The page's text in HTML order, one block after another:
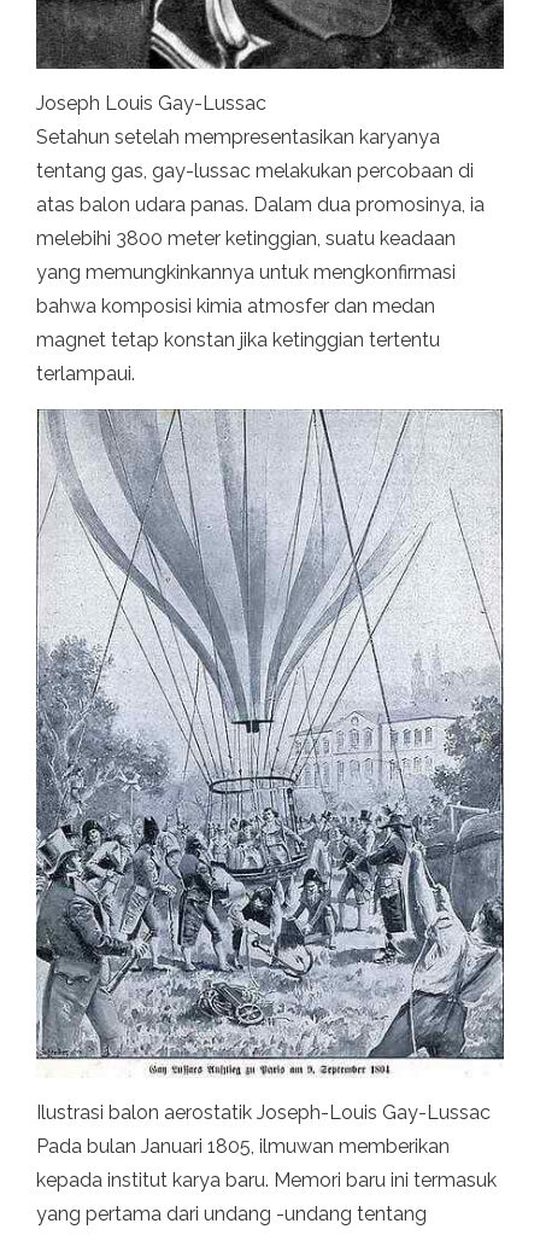
Joseph Louis Gay-Lussac
Setahun setelah mempresentasikan karyanya
tentang gas, gay-lussac melakukan percobaan di
atas balon udara panas. Dalam dua promosinya, ia
melebihi 3800 meter ketinggian, suatu keadaan
yang memungkinkannya untuk mengkonfirmasi
bahwa komposisi kimia atmosfer dan medan
magnet tetap konstan jika ketinggian tertentu
terlampaui.
Ilustrasi balon aerostatik Joseph-Louis Gay-Lussac
Pada bulan Januari 1805, ilmuwan memberikan
kepada institut karya baru. Memori baru ini termasuk
yang pertama dari undang -undang tentang